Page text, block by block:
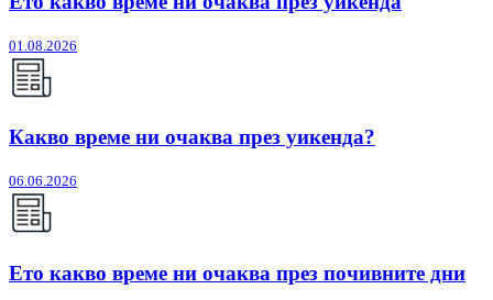
01.08.2026
Какво време ни очаква през уикенда?
06.06.2026
Ето какво време ни очаква през почивните дни